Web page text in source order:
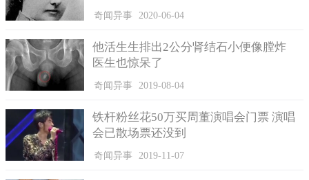
很让人怀疑，其实你只是为了推销自己的讲座，编造的故事
真的有人会相信这件事吗？、业务应该是要提出对客户有益的提
案，而不是恶意抬高价格欺骗消费者。
奇闻异事 2020-06-04
他活生生排出2公分肾结石小便像膛炸
医生也惊呆了
奇闻异事 2019-08-04
铁杆粉丝花50万买周董演唱会门票 演唱
会已散场票还没到
奇闻异事 2019-11-07